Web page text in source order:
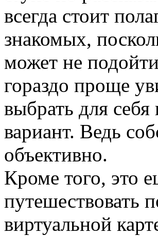
всегда стоит
знакомых,
может не
гораздо проще
выбрать для
вариант. Ведь
объективно.
Кроме того, это
путешествовать
виртуальной